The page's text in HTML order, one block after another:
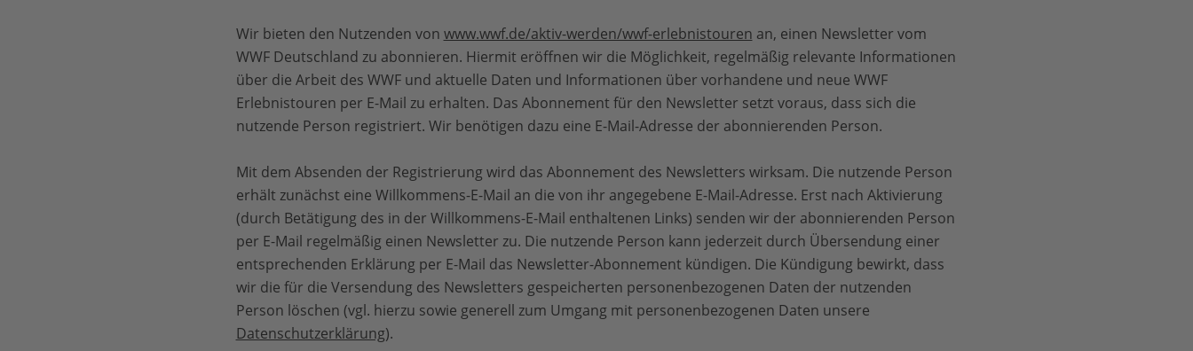
Wir bieten den Nutzenden von www.wwf.de/aktiv-werden/wwf-erlebnistouren an, einen Newsletter vom
WWF Deutschland zu abonnieren. Hiermit eröffnen wir die Möglichkeit, regelmäßig relevante Informationen
über die Arbeit des WWF und aktuelle Daten und Informationen über vorhandene und neue WWF
Erlebnistouren per E-Mail zu erhalten. Das Abonnement für den Newsletter setzt voraus, dass sich die
nutzende Person registriert. Wir benötigen dazu eine E-Mail-Adresse der abonnierenden Person.
Mit dem Absenden der Registrierung wird das Abonnement des Newsletters wirksam. Die nutzende Person
erhält zunächst eine Willkommens-E-Mail an die von ihr angegebene E-Mail-Adresse. Erst nach Aktivierung
(durch Betätigung des in der Willkommens-E-Mail enthaltenen Links) senden wir der abonnierenden Person
per E-Mail regelmäßig einen Newsletter zu. Die nutzende Person kann jederzeit durch Übersendung einer
entsprechenden Erklärung per E-Mail das Newsletter-Abonnement kündigen. Die Kündigung bewirkt, dass
wir die für die Versendung des Newsletters gespeicherten personenbezogenen Daten der nutzenden
Person löschen (vgl. hierzu sowie generell zum Umgang mit personenbezogenen Daten unsere
Datenschutzerklärung).